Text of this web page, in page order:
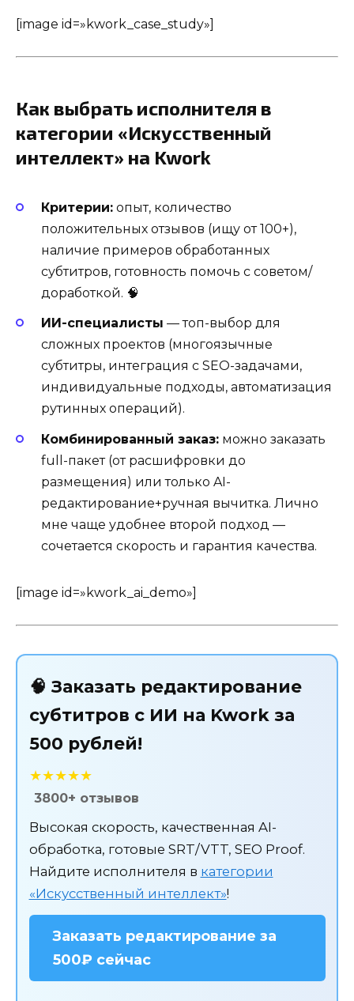
[image id=»kwork_case_study»]
Как выбрать исполнителя в
категории «Искусственный
интеллект» на Kwork
Критерии: опыт, количество
положительных отзывов (ищу от 100+),
наличие примеров обработанных
субтитров, готовность помочь с советом/
доработкой. 🧠
ИИ-специалисты — топ-выбор для
сложных проектов (многоязычные
субтитры, интеграция с SEO-задачами,
индивидуальные подходы, автоматизация
рутинных операций).
Комбинированный заказ: можно заказать
full-пакет (от расшифровки до
размещения) или только AI-
редактирование+ручная вычитка. Лично
мне чаще удобнее второй подход —
сочетается скорость и гарантия качества.
[image id=»kwork_ai_demo»]
🧠 Заказать редактирование
субтитров с ИИ на Kwork за
500 рублей!
★★★★★
3800+ отзывов
Высокая скорость, качественная AI-
обработка, готовые SRT/VTT, SEO Proof.
Найдите исполнителя в категории
«Искусственный интеллект»!
Заказать редактирование за
500₽ сейчас